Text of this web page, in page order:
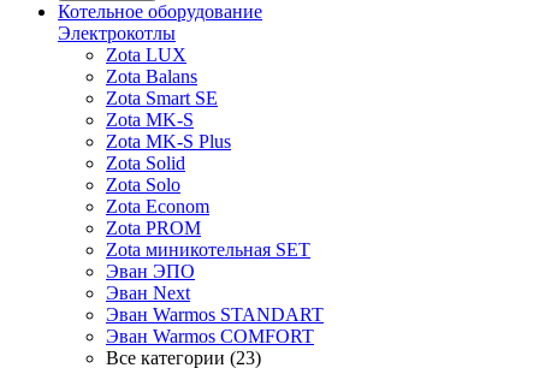
Котельное оборудование
Электрокотлы
Zota LUX
Zota Balans
Zota Smart SE
Zota MK-S
Zota MK-S Plus
Zota Solid
Zota Solo
Zota Econom
Zota PROM
Zota миникотельная SET
Эван ЭПО
Эван Next
Эван Warmos STANDART
Эван Warmos COMFORT
Все категории (23)